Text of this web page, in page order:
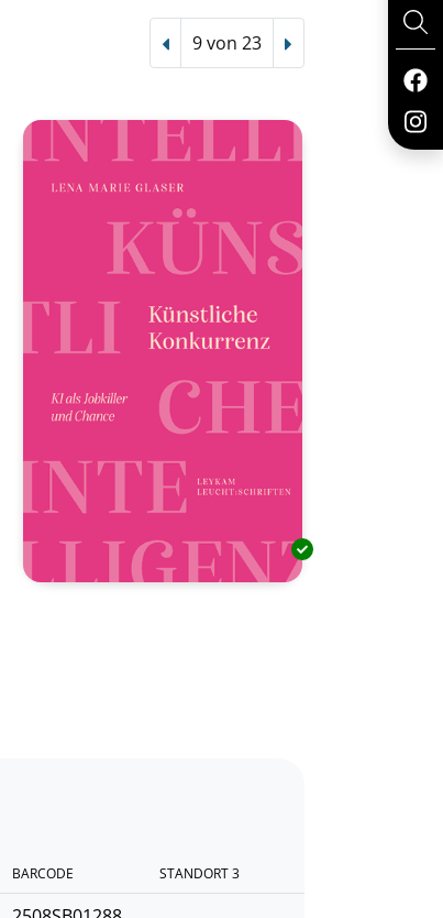
Vorheriger Treffer
9 von 23 Nächster Treffer
BARCODE STANDORT 3